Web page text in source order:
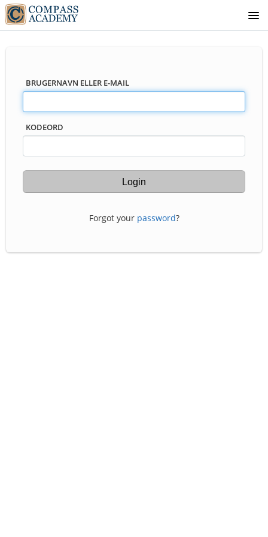
BRUGERNAVN ELLER E-MAIL
KODEORD
Forgot your password?